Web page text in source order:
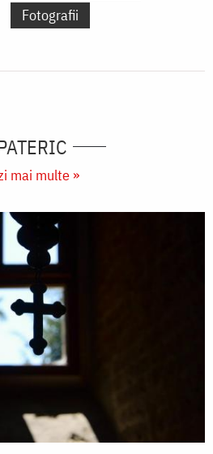
Fotografii
mai multe »